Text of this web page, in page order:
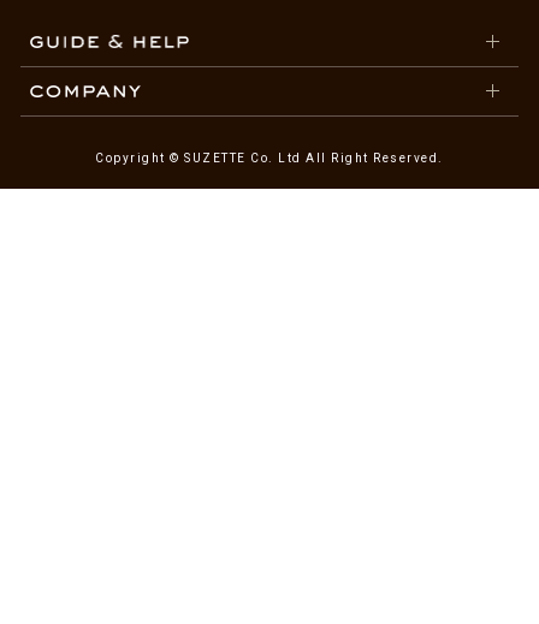
Copyright © SUZETTE Co. Ltd All Right Reserved.